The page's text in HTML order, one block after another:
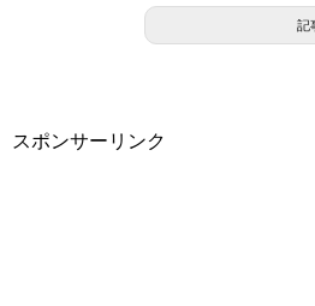
記
スポンサーリンク